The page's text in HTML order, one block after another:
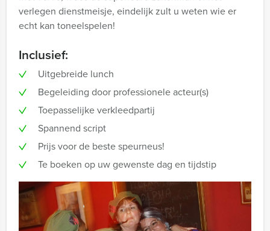
verlegen dienstmeisje, eindelijk zult u weten wie er
echt kan toneelspelen!
Inclusief:
Uitgebreide lunch
Begeleiding door professionele acteur(s)
Toepasselijke verkleedpartij
Spannend script
Prijs voor de beste speurneus!
Te boeken op uw gewenste dag en tijdstip